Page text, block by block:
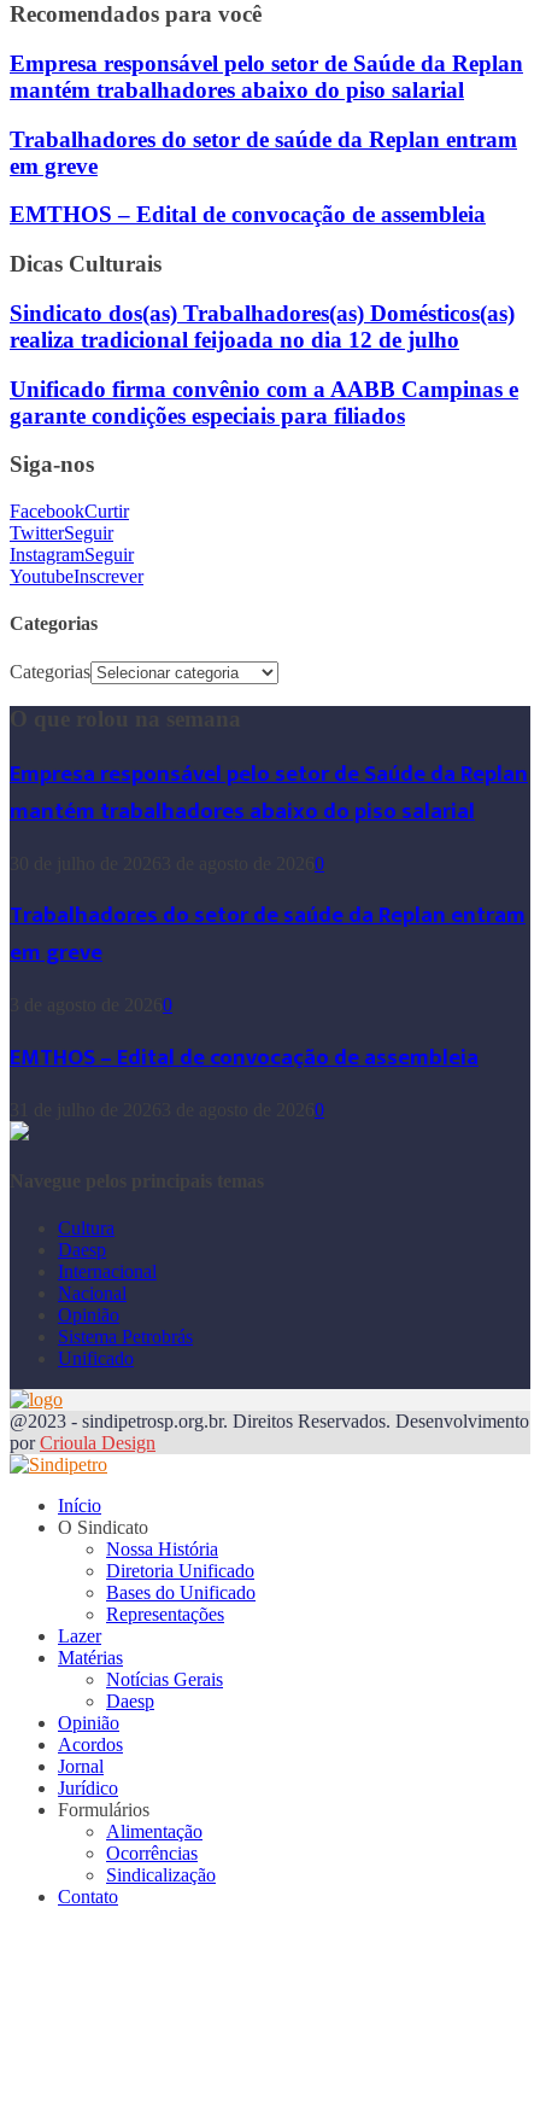
Recomendados para você
Empresa responsável pelo setor de Saúde da Replan
mantém trabalhadores abaixo do piso salarial
Trabalhadores do setor de saúde da Replan entram
em greve
EMTHOS – Edital de convocação de assembleia
Dicas Culturais
Sindicato dos(as) Trabalhadores(as) Domésticos(as)
realiza tradicional feijoada no dia 12 de julho
Unificado firma convênio com a AABB Campinas e
garante condições especiais para filiados
Siga-nos
FacebookCurtir
TwitterSeguir
InstagramSeguir
YoutubeInscrever
Categorias
Categorias
O que rolou na semana
Empresa responsável pelo setor de Saúde da Replan
mantém trabalhadores abaixo do piso salarial
0
Trabalhadores do setor de saúde da Replan entram
em greve
0
EMTHOS – Edital de convocação de assembleia
0
Navegue pelos principais temas
Cultura
Daesp
Internacional
Nacional
Opinião
Sistema Petrobrás
Unificado
@2023 - sindipetrosp.org.br. Direitos Reservados. Desenvolvimento
porCrioula Design
Início
O Sindicato
Nossa História
Diretoria Unificado
Bases do Unificado
Representações
Lazer
Matérias
Notícias Gerais
Daesp
Opinião
Acordos
Jornal
Jurídico
Formulários
Alimentação
Ocorrências
Sindicalização
Contato